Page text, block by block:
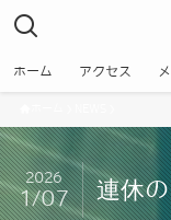
ホーム アクセス
連休
2026
1/07